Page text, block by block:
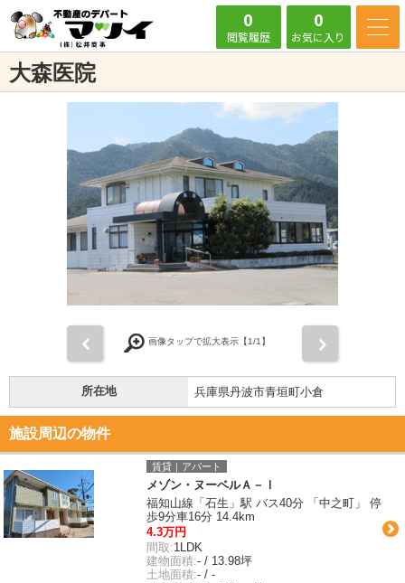
0
閲覧履歴
0
お気に入り
大森医院
画像タップで拡大表示【1/1】
所在地 兵庫県丹波市青垣町小倉
施設周辺の物件
賃貸｜アパート
メゾン・ヌーベルＡ－Ⅰ
福知山線「石生」駅 バス40分 「中之町」 停
歩9分車16分 14.4km
4.3万円
間取:1LDK
建物面積:- / 13.98坪
土地面積:- / -